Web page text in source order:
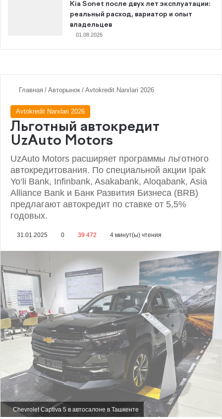
Kia Sonet после двух лет эксплуатации:
реальный расход, вариатор и опыт
владельцев
01.08.2026